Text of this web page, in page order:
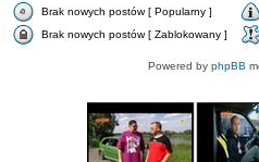
Brak nowych postów [ Popularny ]
Brak nowych postów [ Zablokowany ]
Powered by phpBB